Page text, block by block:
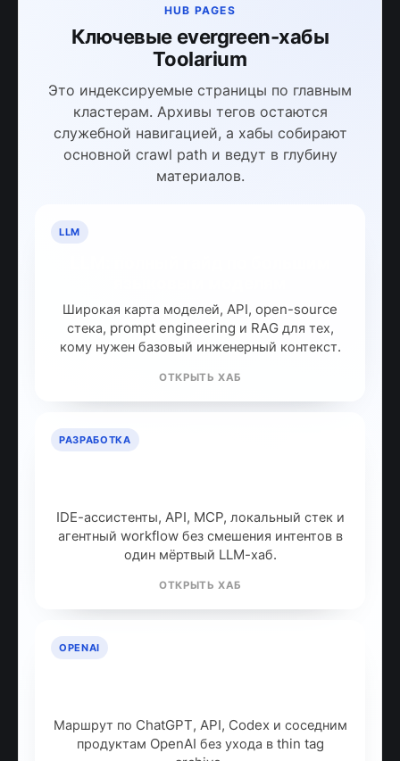
HUB PAGES
Ключевые evergreen-хабы
Toolarium
Это индексируемые страницы по главным
кластерам. Архивы тегов остаются
служебной навигацией, а хабы собирают
основной crawl path и ведут в глубину
материалов.
LLM
Широкая карта моделей, API, open-source
стека, prompt engineering и RAG для тех,
кому нужен базовый инженерный контекст.
ОТКРЫТЬ ХАБ
РАЗРАБОТКА
IDE-ассистенты, API, MCP, локальный стек и
агентный workflow без смешения интентов в
один мёртвый LLM-хаб.
ОТКРЫТЬ ХАБ
OPENAI
Маршрут по ChatGPT, API, Codex и соседним
продуктам OpenAI без ухода в thin tag